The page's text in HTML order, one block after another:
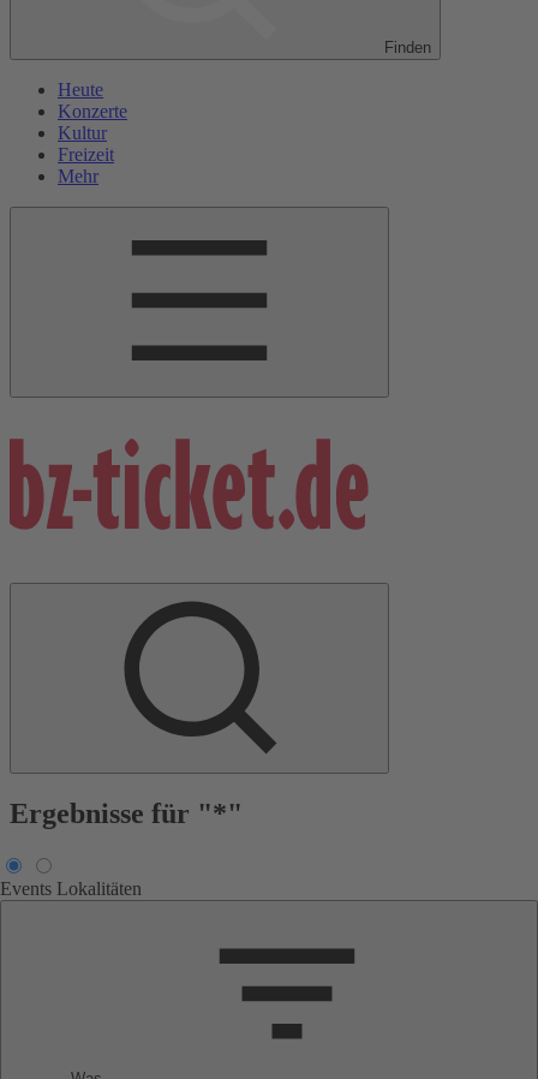
Finden
Heute
Konzerte
Kultur
Freizeit
Mehr
Ergebnisse für "*"
Events Lokalitäten